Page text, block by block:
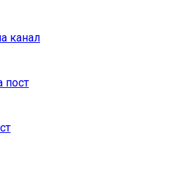
канал
пост